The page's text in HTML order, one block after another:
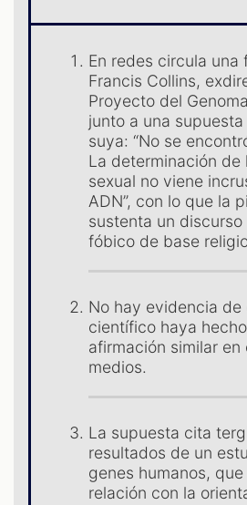
En redes circula una
Francis Collins,
Proyecto del
junto a una
suya: “No se
La determinación de
sexual no viene
ADN”, con lo que la
sustenta un discurso
fóbico de base
No hay evidencia de
científico haya
afirmación similar
medios.
La supuesta cita
resultados de un
genes humanos,
relación con la